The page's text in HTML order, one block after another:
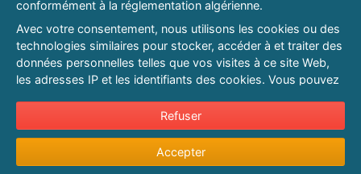
Notre page LinkedIn
Notre page Instagram
Notre page Twitter
© 2026 PAGESMAGHREB.COM. ALL RIGHTS RESERVED
Conditions générales d'utilisation
confidentialité
Protection de la vie privée
conformément à la réglementation algérienne.
Avec votre consentement, nous utilisons les cookies ou des
technologies similaires pour stocker, accéder à et traiter des
données personnelles telles que vos visites à ce site Web,
les adresses IP et les identifiants des cookies. Vous pouvez
sur l'intérêt légitime à tout moment en cliquant sur « Refuser
».
Pour en savoir plus sur notre politique en matière de cookies
et pour ajuster vos préférences, veuillez consulter notre
Refuser
Accepter